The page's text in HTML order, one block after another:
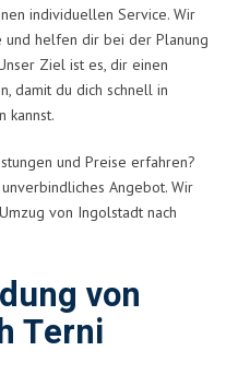
individuellen Service. Wir
und helfen dir bei der Planung
Ziel ist es, dir einen
damit du dich schnell in
kannst.
und Preise erfahren?
Angebot. Wir
von Ingolstadt nach
von
Terni